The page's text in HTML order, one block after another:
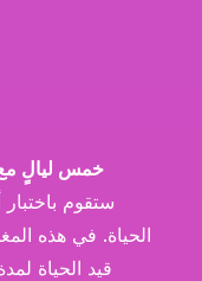
خمس ليالٍ
ستقوم
الحياة. في هذه
قيد الحياة